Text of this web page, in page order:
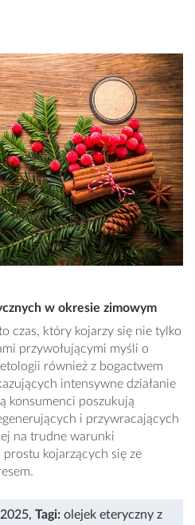
w okresie zimowym
czas, który kojarzy się nie tylko
przywołującymi myśli o
również z bogactwem
intensywne działanie
konsumenci poszukują
i przywracających
na trudne warunki
kojarzących się ze
, Tagi: olejek eteryczny z